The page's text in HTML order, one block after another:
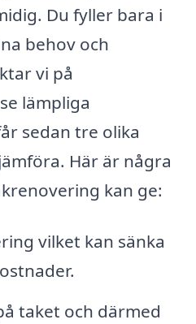
Du fyller bara i
behov och
vi på
lämpliga
sedan tre olika
Här är några
kan ge:
vilket kan sänka
taket och därmed